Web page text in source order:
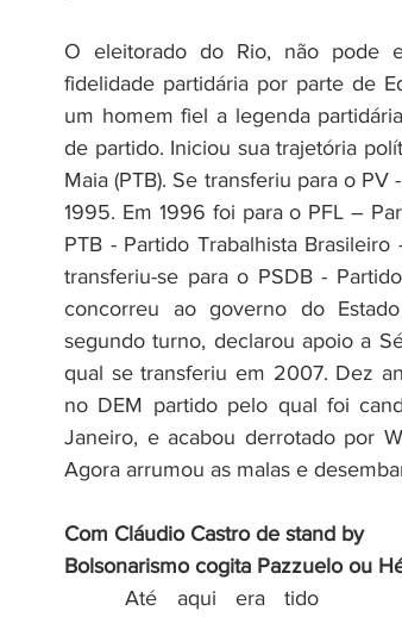
O eleitorado do Rio, não pode
fidelidade partidária por parte de
um homem fiel a legenda
de partido. Iniciou sua trajetória
Maia (PTB). Se transferiu para o
1995. Em 1996 foi para o PFL –
PTB - Partido Trabalhista
transferiu-se para o PSDB -
concorreu ao governo do
segundo turno, declarou apoio a
qual se transferiu em 2007. Dez
no DEM partido pelo qual foi
Janeiro, e acabou derrotado por
Agora arrumou as malas e
Com Cláudio Castro de stand by
Bolsonarismo cogita Pazzuelo ou
	Até aqui era tido